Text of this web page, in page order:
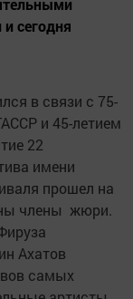
сегодня
в связи с 75-
и 45-летием
22
имени
прошел на
члены жюри.
Ахатов
самых